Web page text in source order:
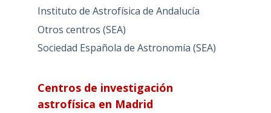
Instituto de Astrofísica de Andalucía
Otros centros (SEA)
Sociedad Española de Astronomía (SEA)
Centros de investigación
astrofísica en Madrid